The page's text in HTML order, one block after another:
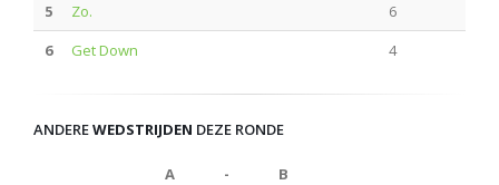
5
Zo.
6
6
Get Down 4
ANDEREWEDSTRIJDEN DEZE RONDE
A - B